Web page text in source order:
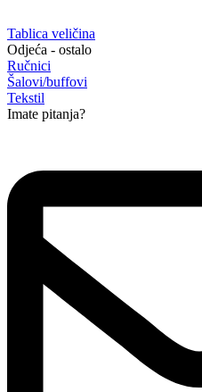
Tablica veličina
Odjeća - ostalo
Ručnici
Šalovi/buffovi
Tekstil
Imate pitanja?